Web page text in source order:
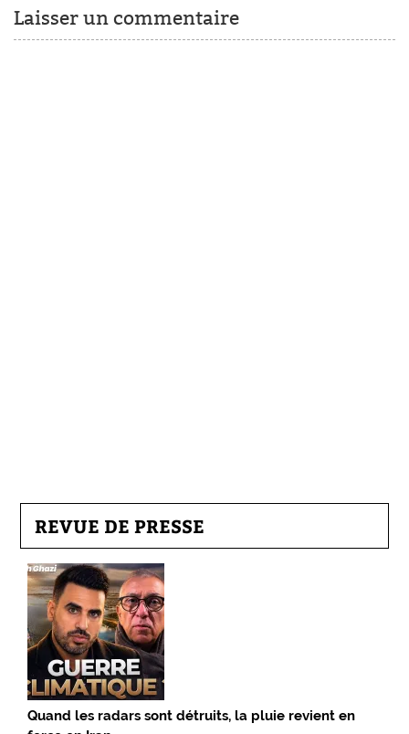
Laisser un commentaire
REVUE DE PRESSE
Quand les radars sont détruits, la pluie revient en